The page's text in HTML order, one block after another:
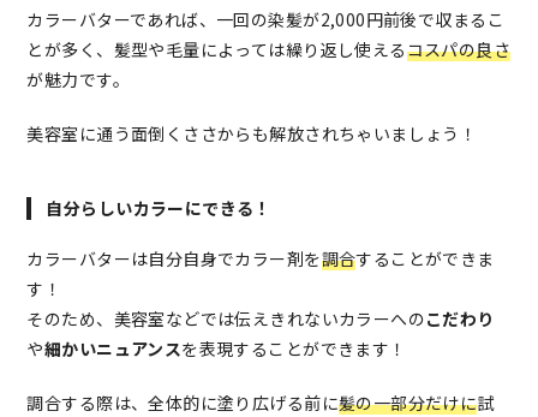
カラーバターであれば、一回の染髪が2,000円前後で収まるこ
とが多く、髪型や毛量によっては繰り返し使えるコスパの良さ
が魅力です。
美容室に通う面倒くささからも解放されちゃいましょう！
自分らしいカラーにできる！
カラーバターは自分自身でカラー剤を調合することができま
す！
そのため、美容室などでは伝えきれないカラーへのこだわり
や細かいニュアンスを表現することができます！
調合する際は、全体的に塗り広げる前に髪の一部分だけに試